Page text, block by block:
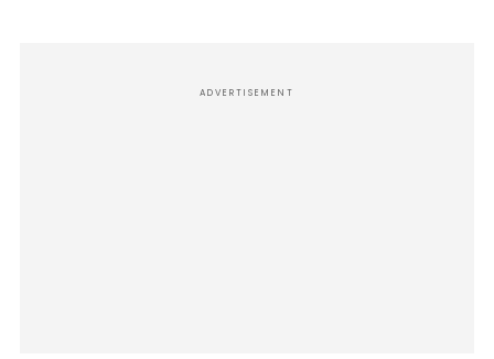
ADVERTISEMENT